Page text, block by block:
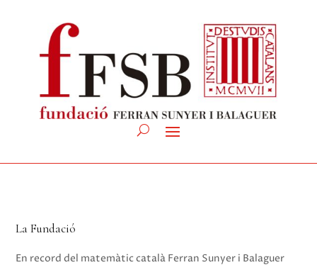
La Fundació
En record del matemàtic català Ferran Sunyer i Balaguer